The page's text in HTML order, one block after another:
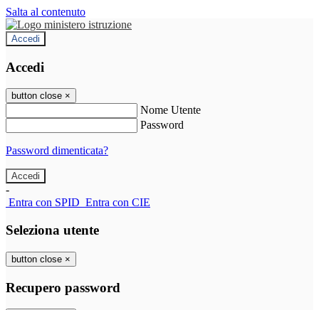
Salta al contenuto
Accedi
Accedi
button close ×
Nome Utente
Password
Password dimenticata?
-
Entra con SPID Entra con CIE
Seleziona utente
button close ×
Recupero password